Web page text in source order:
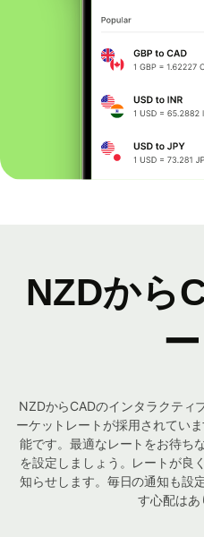
NZDから
NZDからCADのインタラクティ
ーケットレートが採用されてい
能です。最適なレートをお待ち
を設定しましょう。レートが良
知らせします。毎日の通知も設
す心配はあ